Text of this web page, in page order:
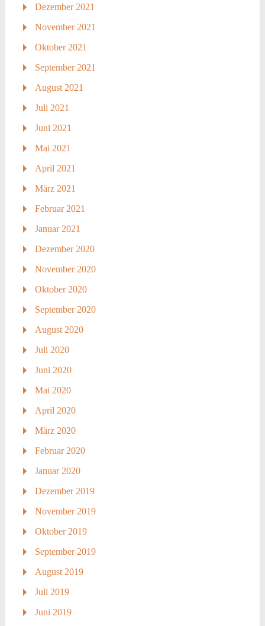
Dezember 2021
November 2021
Oktober 2021
September 2021
August 2021
Juli 2021
Juni 2021
Mai 2021
April 2021
März 2021
Februar 2021
Januar 2021
Dezember 2020
November 2020
Oktober 2020
September 2020
August 2020
Juli 2020
Juni 2020
Mai 2020
April 2020
März 2020
Februar 2020
Januar 2020
Dezember 2019
November 2019
Oktober 2019
September 2019
August 2019
Juli 2019
Juni 2019